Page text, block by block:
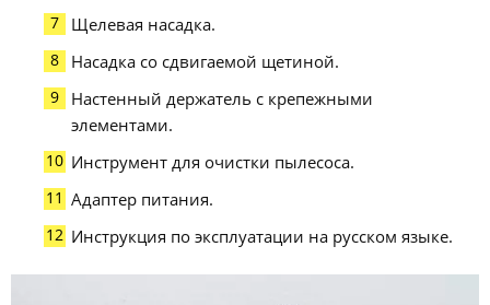
Щелевая насадка.
Насадка со сдвигаемой щетиной.
Настенный держатель с крепежными
элементами.
Инструмент для очистки пылесоса.
Адаптер питания.
Инструкция по эксплуатации на русском языке.